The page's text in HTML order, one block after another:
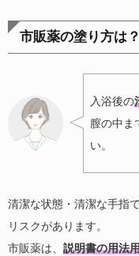
市販薬の塗り方は？
入浴後の
膣の中ま
い。
清潔な状態・清潔な手指
リスクがあります。
市販薬は、 説明書の用法